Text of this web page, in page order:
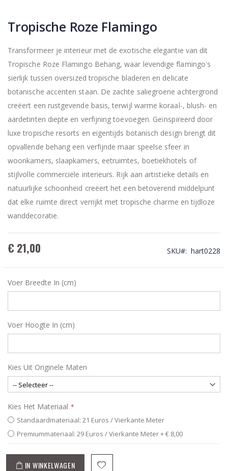
Tropische Roze Flamingo
Transformeer je interieur met de exotische elegantie van dit
Tropische Roze Flamingo Behang, waar levendige flamingo's
sierlijk tussen oversized tropische bladeren en delicate
botanische accenten staan. De zachte saliegroene achtergrond
creëert een rustgevende basis, terwijl warme koraal-, blush- en
aardetinten diepte en verfijning toevoegen. Geïnspireerd door
luxe tropische resorts en eigentijds botanisch design brengt dit
opvallende behang een verfijnde maar speelse sfeer in
woonkamers, slaapkamers, eetruimtes, boetiekhotels of
stijlvolle commerciële interieurs. Rijk aan artistieke details en
natuurlijke schoonheid creëert het een betoverend middelpunt
dat elke ruimte direct verrijkt met tropische charme en tijdloze
wanddecoratie.
€ 21,00 SKU hart0228
Voer Breedte In (cm)
Voer Hoogte In (cm)
Kies Uit Originele Maten
Kies Het Materiaal
Standaardmateriaal: 21 Euros / Vierkante Meter
Premiummateriaal: 29 Euros / Vierkante Meter+€ 8,00
IN WINKELWAGEN